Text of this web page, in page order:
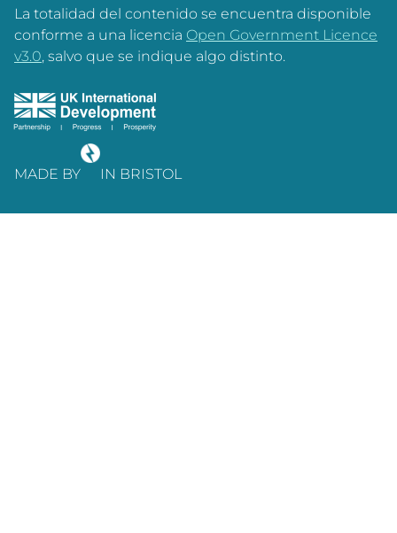
MADE BY IN BRISTOL
La totalidad del contenido se encuentra disponible
conforme a una licencia Open Government Licence
v3.0, salvo que se indique algo distinto.